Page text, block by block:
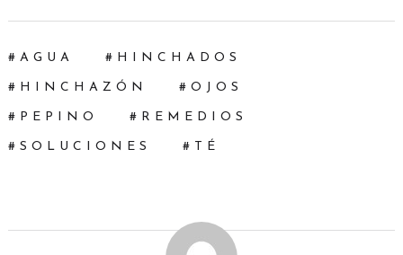
AGUA HINCHADOS
HINCHAZÓN OJOS
PEPINO REMEDIOS
SOLUCIONES TÉ